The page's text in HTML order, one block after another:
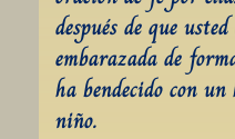
después de que
embarazada de
ha bendecido con
niño.